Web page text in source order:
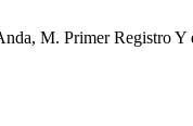
M. Primer Registro